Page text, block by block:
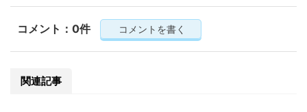
コメント：0件 コメントを書く
関連記事